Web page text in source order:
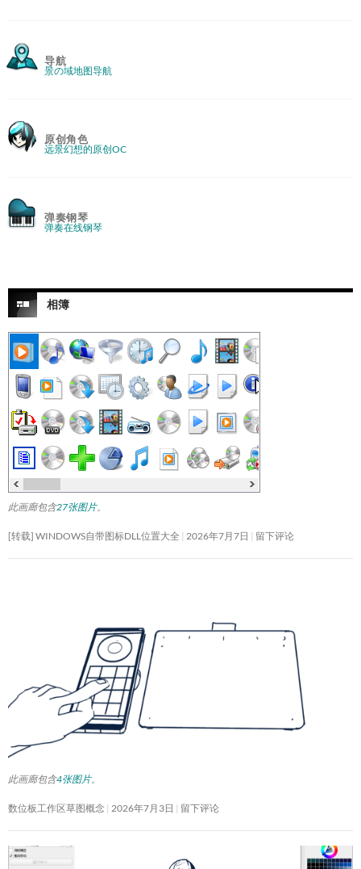
导航
景の域地图导航
原创角色
远景幻想的原创OC
弹奏钢琴
弹奏在线钢琴
相簿
此画廊包含27张图片。
[转载] WINDOWS自带图标DLL位置大全 2026年7月7日 留下评论
此画廊包含4张图片。
数位板工作区草图概念 2026年7月3日 留下评论